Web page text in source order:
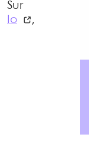
Sur
Io
,